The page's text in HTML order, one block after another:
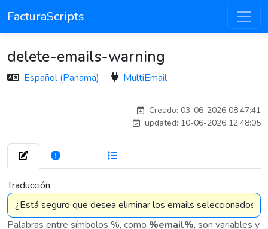
FacturaScripts
delete-emails-warning
Español (Panamá) MultiEmail
Creado: 03-06-2026 08:47:41
updated: 10-06-2026 12:48:05
Traducción
Palabras entre símbolos %, como %email%, son variables y